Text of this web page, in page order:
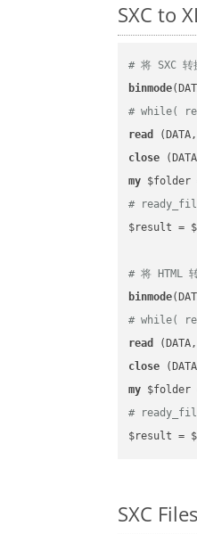
SXC to
# 将 SXC 转
binmode
# while(
read
close
my $folder
#
$result =
# 将 HTML
binmode
# while(
read
close
my $folder
#
$result =
SXC